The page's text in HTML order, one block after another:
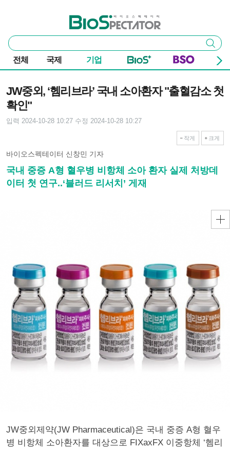
바이오스펙테이터
통
합
검
색
검색
전체 국제 기업
JW중외, ‘헴리브라’ 국내 소아환자 "출혈감소 첫
확인"
입력 2024-10-28 10:27 수정 2024-10-28 10:27
작게 크게
바이오스펙테이터 신창민 기자
국내 중증 A형 혈우병 비항체 소아 환자 실제 처방데
이터 첫 연구..‘블러드 리서치’ 게재
JW중외제약(JW Pharmaceutical)은 국내 중증 A형 혈우
병 비항체 소아환자를 대상으로 FIXaxFX 이중항체 ‘헴리